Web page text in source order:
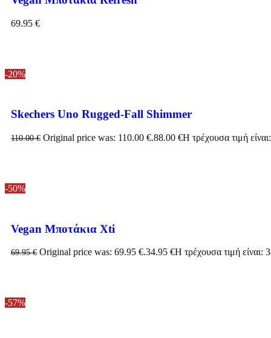
69.95 €
-20%
Skechers Uno Rugged-Fall Shimmer
110.00€ Original price was: 110.00 €.88.00 €Η τρέχουσα τιμή
-50%
Vegan Μποτάκια Xti
69.95€ Original price was: 69.95 €.34.95 €Η τρέχουσα τιμή είναι:
-57%